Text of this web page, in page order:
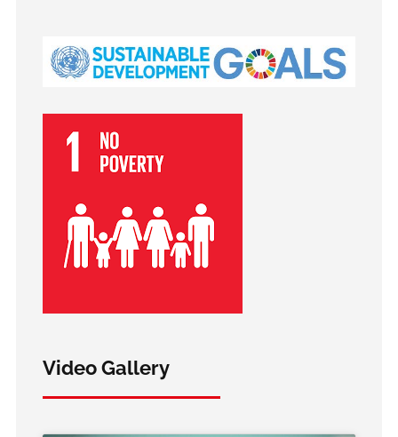
Video Gallery